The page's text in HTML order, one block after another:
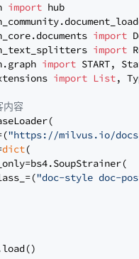
import
import
import
import
import List,
内容
"https://milvus.io/docs/
dict(
"doc-style doc-